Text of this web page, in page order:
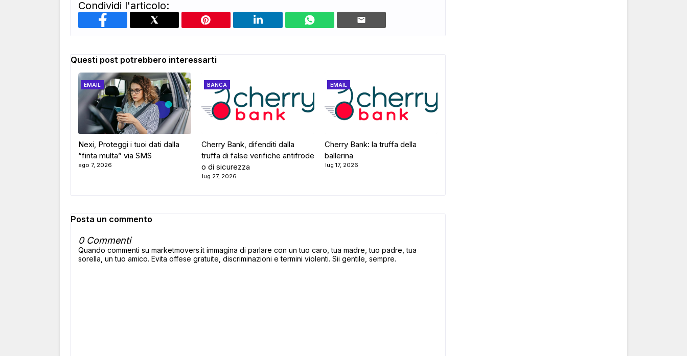
Condividi l'articolo:
Questi post potrebbero interessarti
EMAIL
Nexi, Proteggi i tuoi dati dalla
“finta multa” via SMS
ago 7, 2026
BANCA
Cherry Bank, difenditi dalla
truffa di false verifiche antifrode
o di sicurezza
lug 27, 2026
EMAIL
Cherry Bank: la truffa della
ballerina
lug 17, 2026
Posta un commento
0 Commenti
Quando commenti su marketmovers.it immagina di parlare con un tuo caro, tua madre, tuo padre, tua
sorella, un tuo amico. Evita offese gratuite, discriminazioni e termini violenti. Sii gentile, sempre.